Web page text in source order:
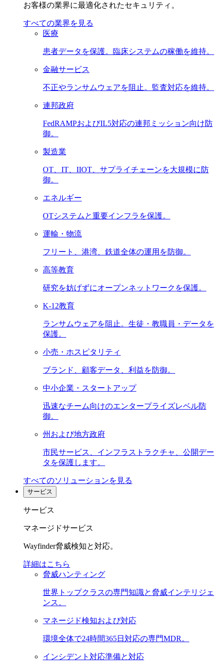
お客様の業界に最適化されたセキュリティ。
すべての業界を見る
医療
患者データを保護。臨床システムの稼働を維持。
金融サービス
不正やランサムウェアを阻止。監査対応を維持。
連邦政府
FedRAMPおよびIL5対応の連邦ミッション向け防
御。
製造業
OT、IT、IIOT、サプライチェーンを大規模に防
御。
エネルギー
OTシステムと重要インフラを保護。
運輸・物流
フリート、港湾、鉄道全体の運用を防御。
高等教育
研究を妨げずにオープンネットワークを保護。
K-12教育
ランサムウェアを阻止。生徒・教職員・データを
保護。
小売・ホスピタリティ
ブランド、顧客データ、利益を防御。
中小企業・スタートアップ
迅速なチーム向けのエンタープライズレベル防
御。
州および地方政府
市民サービス、インフラストラクチャ、公開デー
タを保護します。
すべてのソリューションを見る
サービス
サービス
マネージドサービス
Wayfinder脅威検知と対応。
詳細はこちら
脅威ハンティング
世界トップクラスの専門知識と脅威インテリジェ
ンス。
マネージド検知および対応
環境全体で24時間365日対応の専門MDR。
インシデント対応準備と対応